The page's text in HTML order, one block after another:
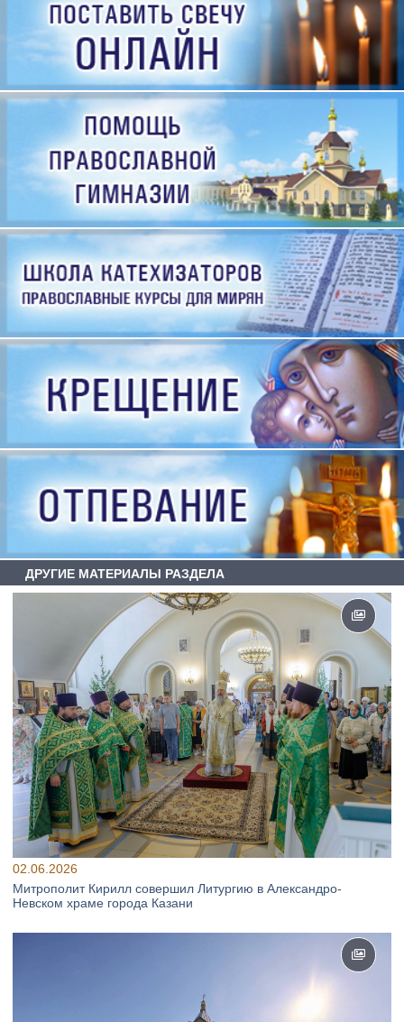
ДРУГИЕ МАТЕРИАЛЫ РАЗДЕЛА
02.06.2026
Митрополит Кирилл совершил Литургию в Александро-
Невском храме города Казани